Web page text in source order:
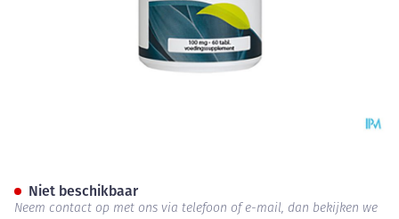
Niet beschikbaar
Neem contact op met ons via telefoon of e-mail, dan bekijken we